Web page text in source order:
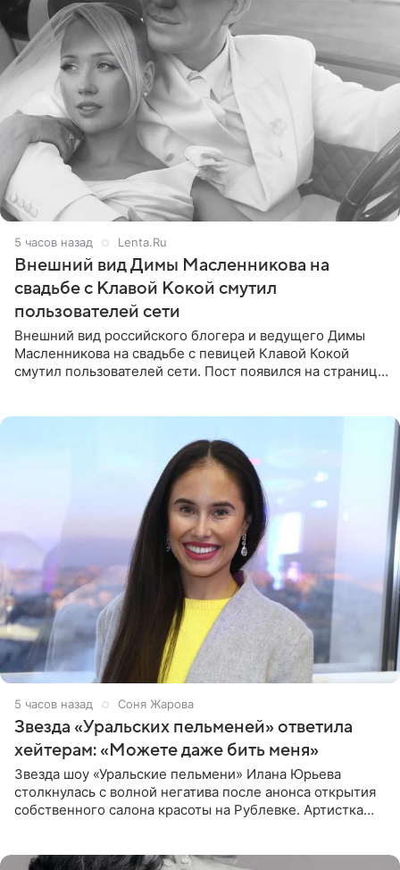
5 часов назад Lenta.Ru
Внешний вид Димы Масленникова на
свадьбе с Клавой Кокой смутил
пользователей сети
Внешний вид российского блогера и ведущего Димы
Масленникова на свадьбе с певицей Клавой Кокой
смутил пользователей сети. Пост появился на странице
5 часов назад Соня Жарова
Звезда «Уральских пельменей» ответила
хейтерам: «Можете даже бить меня»
Звезда шоу «Уральские пельмени» Илана Юрьева
столкнулась с волной негатива после анонса открытия
собственного салона красоты на Рублевке. Артистка